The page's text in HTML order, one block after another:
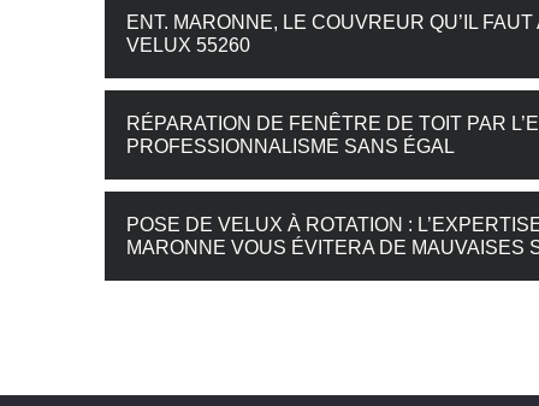
ENT. MARONNE, LE COUVREUR QU’IL
VELUX 55260
RÉPARATION DE FENÊTRE DE TOIT PAR
PROFESSIONNALISME SANS ÉGAL
POSE DE VELUX À ROTATION :
MARONNE VOUS ÉVITERA DE MAUVAISES